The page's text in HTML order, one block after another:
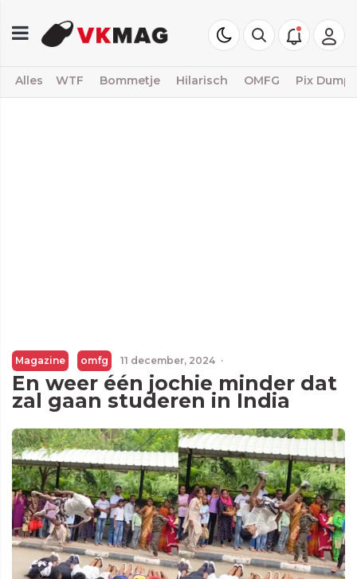
Alles WTF Bommetje Hilarisch OMFG Pix Dump
Magazine omfg 11 december, 2024 ·
En weer één jochie minder dat
zal gaan studeren in India